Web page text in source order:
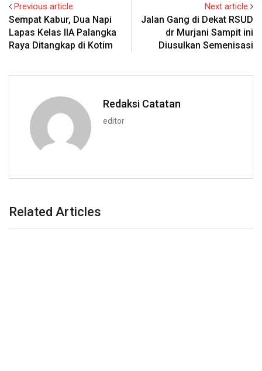
Previous article
Sempat Kabur, Dua Napi
Lapas Kelas IIA Palangka
Raya Ditangkap di Kotim
Next article
Jalan Gang di Dekat RSUD
dr Murjani Sampit ini
Diusulkan Semenisasi
Redaksi Catatan
editor
Related Articles